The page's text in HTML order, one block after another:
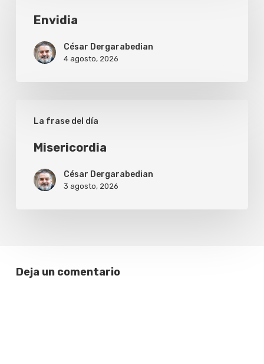
Envidia
César Dergarabedian
4 agosto, 2026
La frase del día
Misericordia
César Dergarabedian
3 agosto, 2026
Deja un comentario